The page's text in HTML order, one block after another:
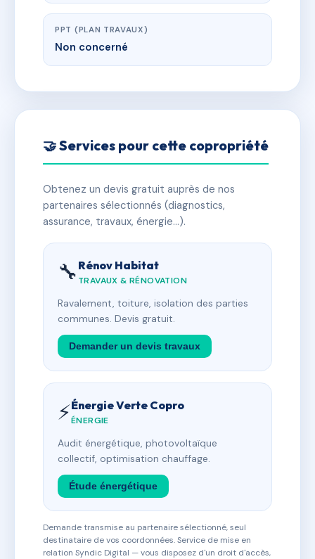
PPT (PLAN TRAVAUX)
Non concerné
🤝 Services pour cette copropriété
Obtenez un devis gratuit auprès de nos
partenaires sélectionnés (diagnostics,
assurance, travaux, énergie…).
🔧 Rénov Habitat
TRAVAUX & RÉNOVATION
Ravalement, toiture, isolation des parties
communes. Devis gratuit.
Demander un devis travaux
⚡Énergie Verte Copro
ÉNERGIE
Audit énergétique, photovoltaïque
collectif, optimisation chauffage.
Étude énergétique
Demande transmise au partenaire sélectionné, seul
destinataire de vos coordonnées. Service de mise en
relation Syndic Digital — vous disposez d'un droit d'accès,